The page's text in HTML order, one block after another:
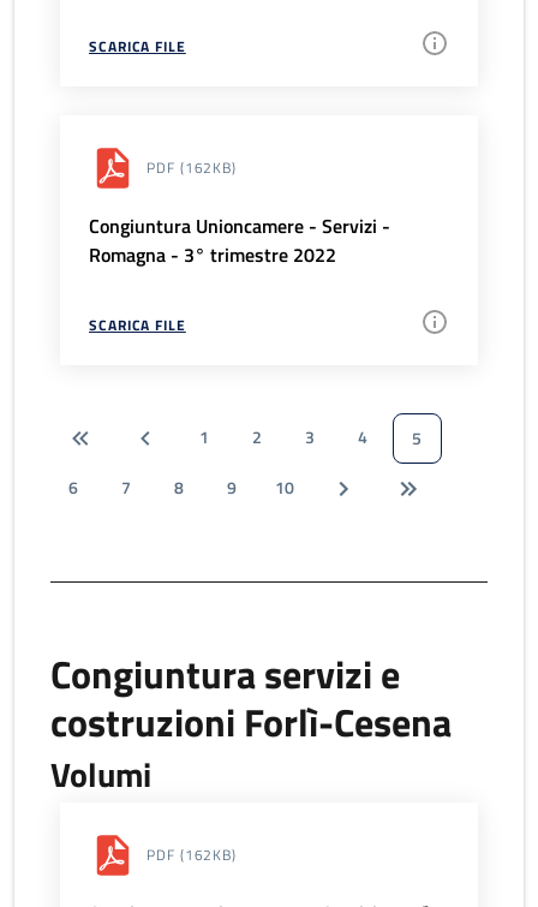
SCARICA FILE
PDF (162KB)
Congiuntura Unioncamere - Servizi -
Romagna - 3° trimestre 2022
SCARICA FILE
1 2 3 4
5
6
7 8 9 10
Congiuntura servizi e
costruzioni Forlì-Cesena
Volumi
PDF (162KB)